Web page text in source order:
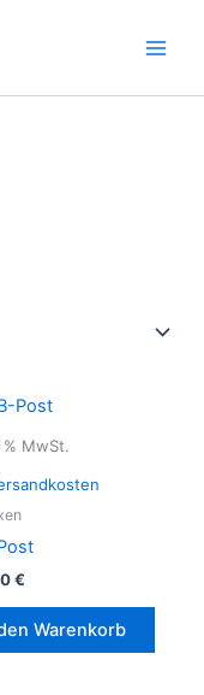
% MwSt.
€
Warenkorb